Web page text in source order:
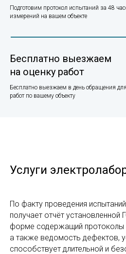
Подготовим протокол испытаний за 48
измерений на вашем объекте
Бесплатно выезжаем
на оценку работ
Бесплатно выезжаем в день обращения
работ по вашему объекту
Услуги
По факту проведения
получает отчёт установленной
форме содержащий протоколы
а также ведомость дефектов,
способствует длительной и